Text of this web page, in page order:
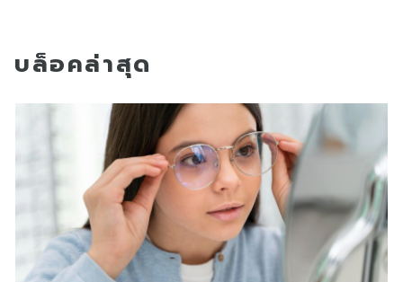
บล็อคล่าสุด